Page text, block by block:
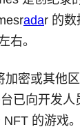
adar 的数
右。
密或其他
已向开发人
的游戏。